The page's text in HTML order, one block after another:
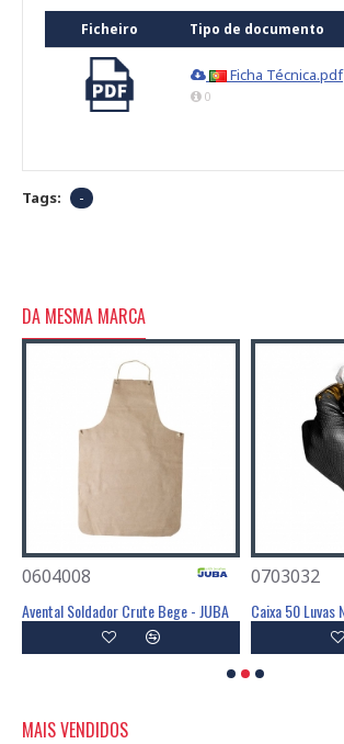
Ficheiro Tipo de documento
Ficha Técnica.pdf
0
Tags: -
DA MESMA MARCA
0604008
Avental Soldador Crute Bege - JUBA
0703032
MAIS VENDIDOS